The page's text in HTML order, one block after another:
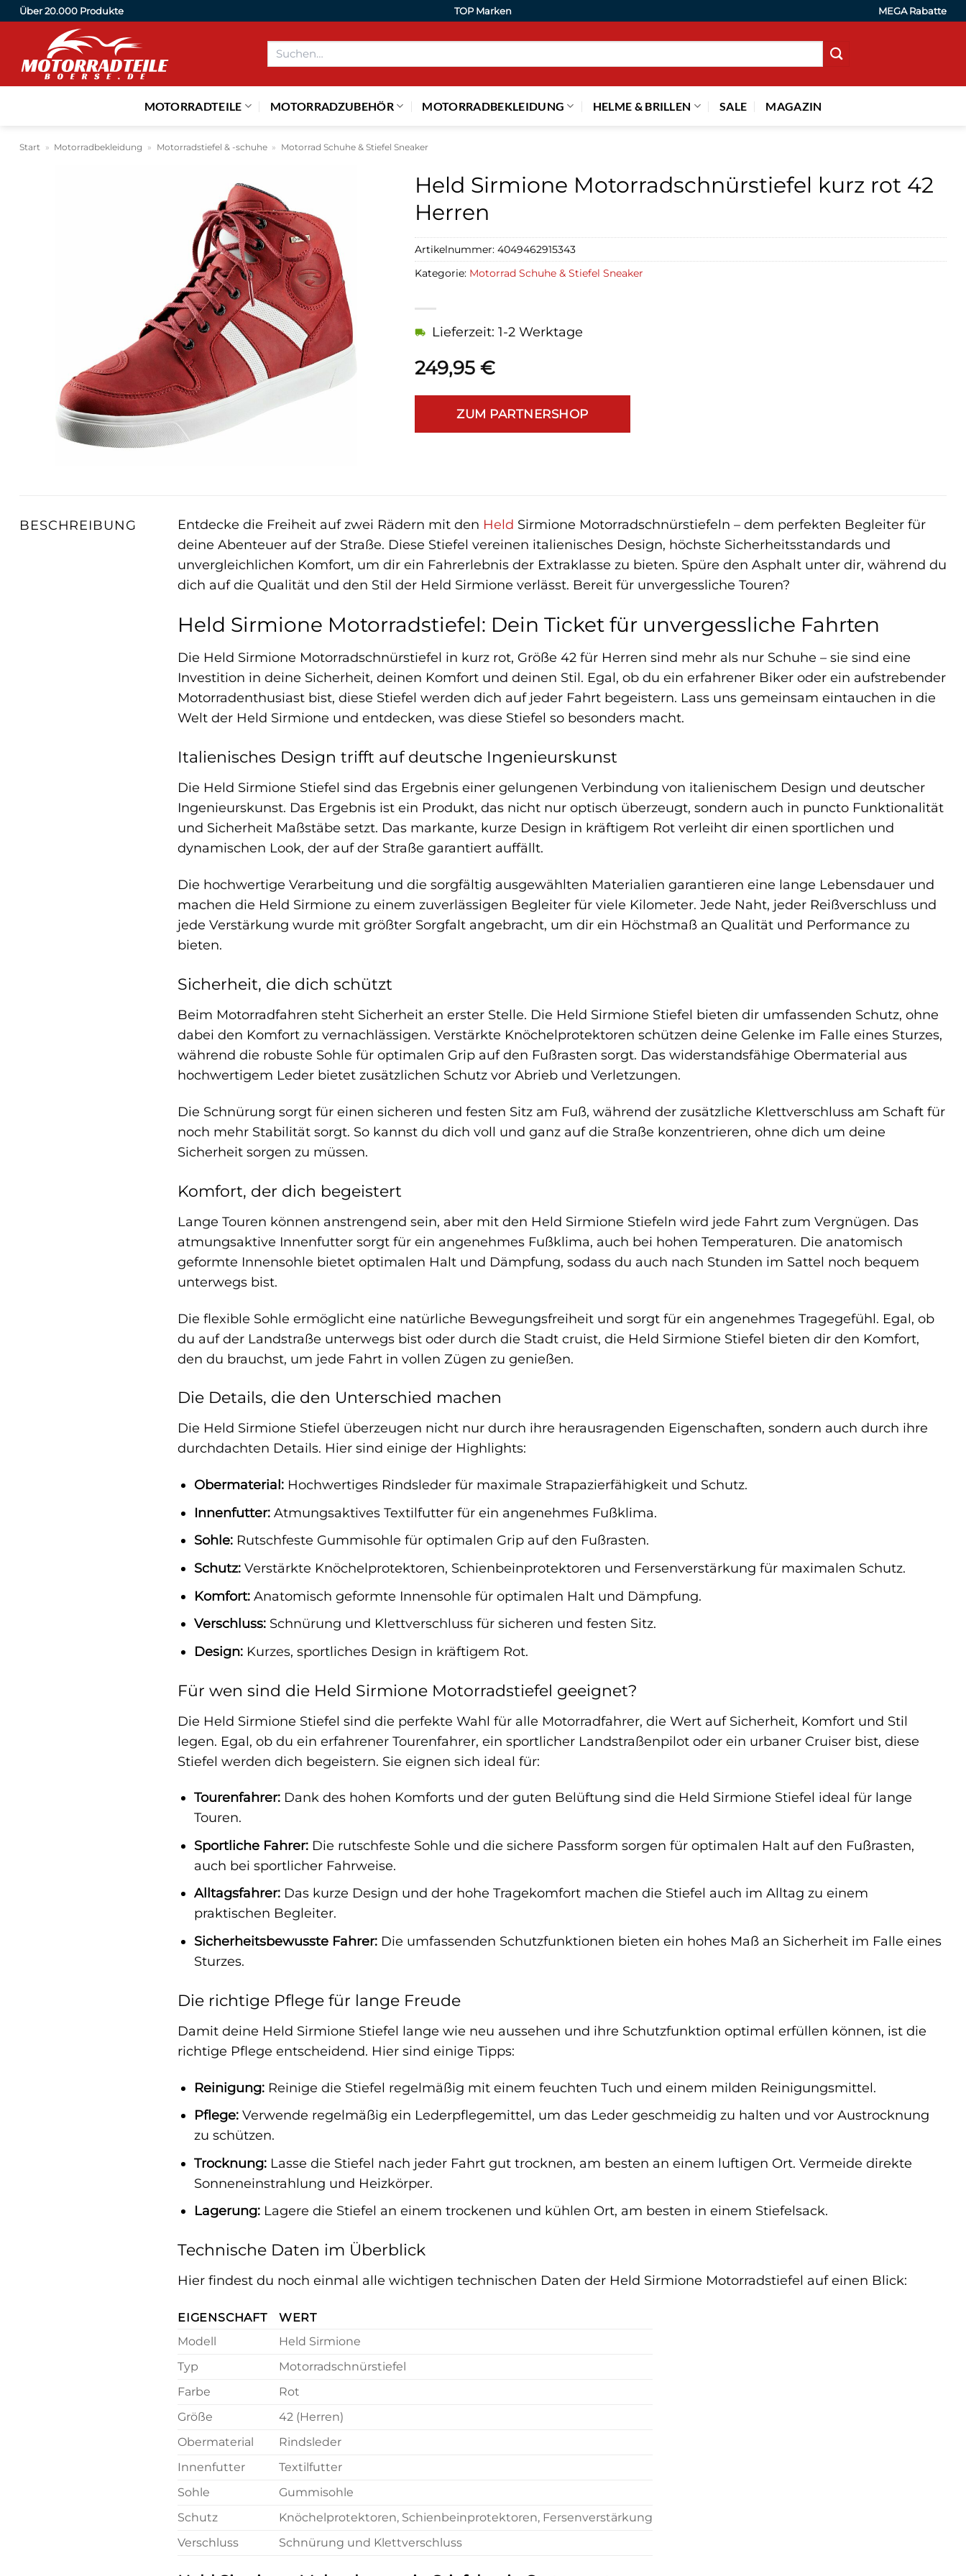
Zum
springen
Über 20.000 Produkte TOP Marken MEGA Rabatte
Suchen
MOTORRADTEILE MOTORRADZUBEHÖR MOTORRADBEKLEIDUNG HELME & BRILLEN SALE MAGAZIN
Start » Motorradbekleidung » Motorradstiefel & -schuhe » Motorrad Schuhe & Stiefel Sneaker
Held Sirmione Motorradschnürstiefel kurz rot 42
Herren
249,95 €
Lieferzeit: 1-2 Werktage
ZUM PARTNERSHOP
Artikelnummer: 4049462915343
Kategorie: Motorrad Schuhe & Stiefel Sneaker
BESCHREIBUNG Entdecke die Freiheit auf zwei Rädern mit den Held Sirmione Motorradschnürstiefeln – dem perfekten Begleiter für
deine Abenteuer auf der Straße. Diese Stiefel vereinen italienisches Design, höchste Sicherheitsstandards und
unvergleichlichen Komfort, um dir ein Fahrerlebnis der Extraklasse zu bieten. Spüre den Asphalt unter dir, während du
dich auf die Qualität und den Stil der Held Sirmione verlässt. Bereit für unvergessliche Touren?
Held Sirmione Motorradstiefel: Dein Ticket für unvergessliche Fahrten
Die Held Sirmione Motorradschnürstiefel in kurz rot, Größe 42 für Herren sind mehr als nur Schuhe – sie sind eine
Investition in deine Sicherheit, deinen Komfort und deinen Stil. Egal, ob du ein erfahrener Biker oder ein aufstrebender
Motorradenthusiast bist, diese Stiefel werden dich auf jeder Fahrt begeistern. Lass uns gemeinsam eintauchen in die
Welt der Held Sirmione und entdecken, was diese Stiefel so besonders macht.
Italienisches Design trifft auf deutsche Ingenieurskunst
Die Held Sirmione Stiefel sind das Ergebnis einer gelungenen Verbindung von italienischem Design und deutscher
Ingenieurskunst. Das Ergebnis ist ein Produkt, das nicht nur optisch überzeugt, sondern auch in puncto Funktionalität
und Sicherheit Maßstäbe setzt. Das markante, kurze Design in kräftigem Rot verleiht dir einen sportlichen und
dynamischen Look, der auf der Straße garantiert auffällt.
Die hochwertige Verarbeitung und die sorgfältig ausgewählten Materialien garantieren eine lange Lebensdauer und
machen die Held Sirmione zu einem zuverlässigen Begleiter für viele Kilometer. Jede Naht, jeder Reißverschluss und
jede Verstärkung wurde mit größter Sorgfalt angebracht, um dir ein Höchstmaß an Qualität und Performance zu
bieten.
Sicherheit, die dich schützt
Beim Motorradfahren steht Sicherheit an erster Stelle. Die Held Sirmione Stiefel bieten dir umfassenden Schutz, ohne
dabei den Komfort zu vernachlässigen. Verstärkte Knöchelprotektoren schützen deine Gelenke im Falle eines Sturzes,
während die robuste Sohle für optimalen Grip auf den Fußrasten sorgt. Das widerstandsfähige Obermaterial aus
hochwertigem Leder bietet zusätzlichen Schutz vor Abrieb und Verletzungen.
Die Schnürung sorgt für einen sicheren und festen Sitz am Fuß, während der zusätzliche Klettverschluss am Schaft für
noch mehr Stabilität sorgt. So kannst du dich voll und ganz auf die Straße konzentrieren, ohne dich um deine
Sicherheit sorgen zu müssen.
Komfort, der dich begeistert
Lange Touren können anstrengend sein, aber mit den Held Sirmione Stiefeln wird jede Fahrt zum Vergnügen. Das
atmungsaktive Innenfutter sorgt für ein angenehmes Fußklima, auch bei hohen Temperaturen. Die anatomisch
geformte Innensohle bietet optimalen Halt und Dämpfung, sodass du auch nach Stunden im Sattel noch bequem
unterwegs bist.
Die flexible Sohle ermöglicht eine natürliche Bewegungsfreiheit und sorgt für ein angenehmes Tragegefühl. Egal, ob
du auf der Landstraße unterwegs bist oder durch die Stadt cruist, die Held Sirmione Stiefel bieten dir den Komfort,
den du brauchst, um jede Fahrt in vollen Zügen zu genießen.
Die Details, die den Unterschied machen
Die Held Sirmione Stiefel überzeugen nicht nur durch ihre herausragenden Eigenschaften, sondern auch durch ihre
durchdachten Details. Hier sind einige der Highlights:
Obermaterial:Hochwertiges Rindsleder für maximale Strapazierfähigkeit und Schutz.
Innenfutter:Atmungsaktives Textilfutter für ein angenehmes Fußklima.
Sohle:Rutschfeste Gummisohle für optimalen Grip auf den Fußrasten.
Schutz:Verstärkte Knöchelprotektoren, Schienbeinprotektoren und Fersenverstärkung für maximalen Schutz.
Komfort:Anatomisch geformte Innensohle für optimalen Halt und Dämpfung.
Verschluss:Schnürung und Klettverschluss für sicheren und festen Sitz.
Design:Kurzes, sportliches Design in kräftigem Rot.
Für wen sind die Held Sirmione Motorradstiefel geeignet?
Die Held Sirmione Stiefel sind die perfekte Wahl für alle Motorradfahrer, die Wert auf Sicherheit, Komfort und Stil
legen. Egal, ob du ein erfahrener Tourenfahrer, ein sportlicher Landstraßenpilot oder ein urbaner Cruiser bist, diese
Stiefel werden dich begeistern. Sie eignen sich ideal für:
Tourenfahrer:Dank des hohen Komforts und der guten Belüftung sind die Held Sirmione Stiefel ideal für lange
Touren.
Sportliche Fahrer:Die rutschfeste Sohle und die sichere Passform sorgen für optimalen Halt auf den Fußrasten,
auch bei sportlicher Fahrweise.
Alltagsfahrer:Das kurze Design und der hohe Tragekomfort machen die Stiefel auch im Alltag zu einem
praktischen Begleiter.
Sicherheitsbewusste Fahrer:Die umfassenden Schutzfunktionen bieten ein hohes Maß an Sicherheit im Falle eines
Sturzes.
Die richtige Pflege für lange Freude
Damit deine Held Sirmione Stiefel lange wie neu aussehen und ihre Schutzfunktion optimal erfüllen können, ist die
richtige Pflege entscheidend. Hier sind einige Tipps:
Reinigung:Reinige die Stiefel regelmäßig mit einem feuchten Tuch und einem milden Reinigungsmittel.
Pflege:Verwende regelmäßig ein Lederpflegemittel, um das Leder geschmeidig zu halten und vor Austrocknung
zu schützen.
Trocknung:Lasse die Stiefel nach jeder Fahrt gut trocknen, am besten an einem luftigen Ort. Vermeide direkte
Sonneneinstrahlung und Heizkörper.
Lagerung:Lagere die Stiefel an einem trockenen und kühlen Ort, am besten in einem Stiefelsack.
Technische Daten im Überblick
Hier findest du noch einmal alle wichtigen technischen Daten der Held Sirmione Motorradstiefel auf einen Blick:
EIGENSCHAFT
WERT
Modell
Held Sirmione
Typ
Motorradschnürstiefel
Farbe
Rot
Größe
42 (Herren)
Obermaterial
Rindsleder
Innenfutter
Textilfutter
Sohle
Gummisohle
Schutz
Knöchelprotektoren, Schienbeinprotektoren, Fersenverstärkung
Verschluss
Schnürung und Klettverschluss